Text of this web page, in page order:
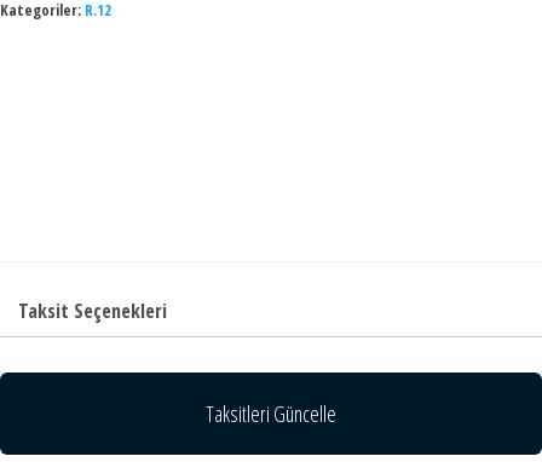
Kategoriler: R.12
Taksit Seçenekleri
Taksitleri Güncelle